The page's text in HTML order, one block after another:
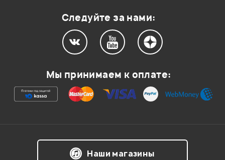
Следуйте за нами:
Мы принимаем к оплате:
Наши магазины